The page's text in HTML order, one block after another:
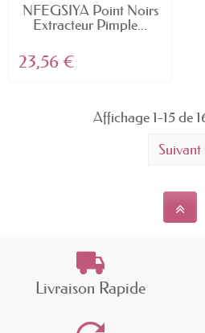
NFEGSIYA Point Noirs
Extracteur Pimple...
23,56 €
Affichage 1-15 de
Suivant
Livraison Rapide